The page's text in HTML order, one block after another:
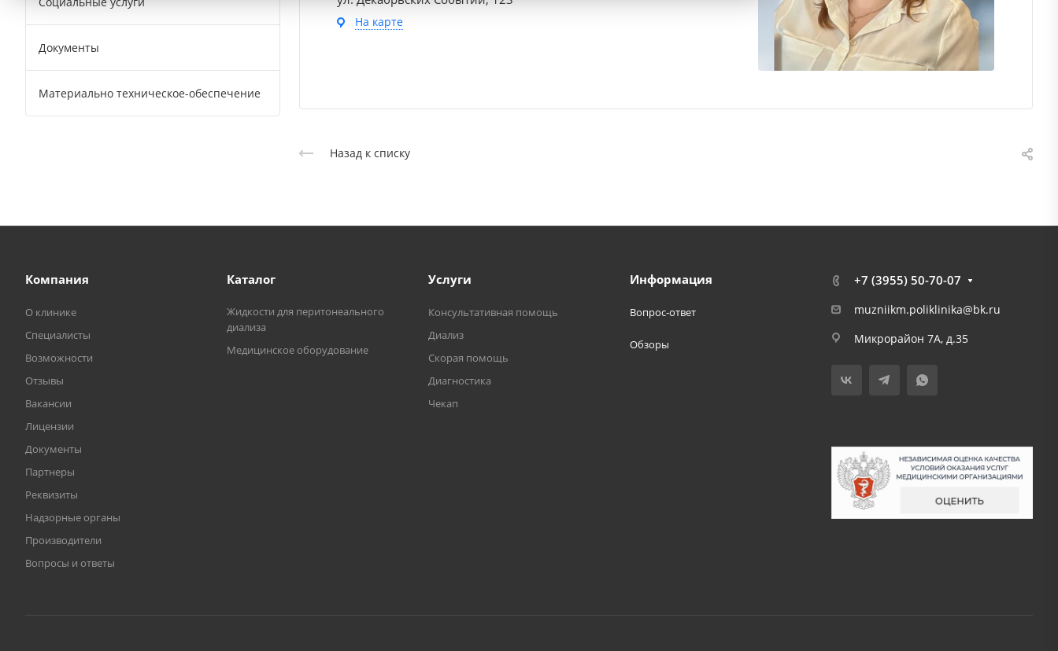
На карте
Назад к списку
Документы
Материально техническое-обеспечение
Компания
О клинике
Специалисты
Возможности
Отзывы
Вакансии
Лицензии
Документы
Партнеры
Реквизиты
Надзорные органы
Производители
Вопросы и ответы
Каталог
Жидкости для перитонеального
диализа
Медицинское оборудование
Услуги
Консультативная помощь
Диализ
Скорая помощь
Диагностика
Чекап
Информация
Вопрос-ответ
Обзоры
+7 (3955) 50-70-07
muzniikm.poliklinika@bk.ru
Микрорайон 7А, д.35